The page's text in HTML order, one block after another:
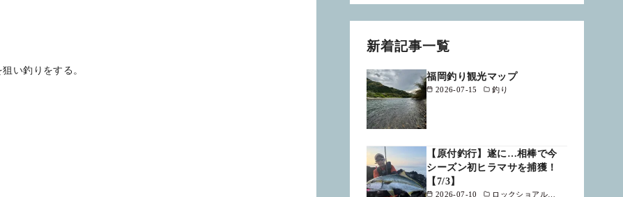
い釣りをする。
新着記事一覧
2026-07-15 釣り
福岡釣り観光マップ
2026-07-10 ロックショアルアー
【原付釣行】遂に…相棒で今
シーズン初ヒラマサを捕獲！
【7/3】